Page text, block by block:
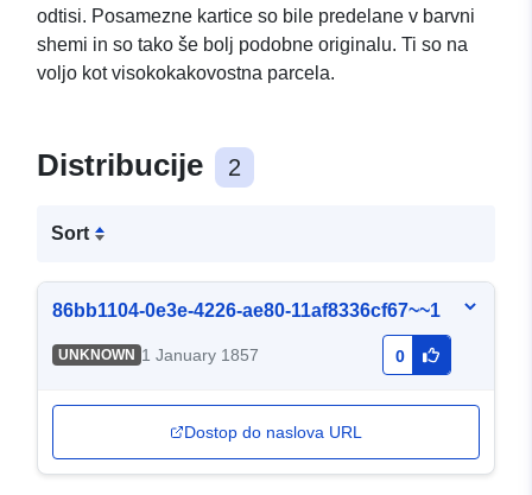
odtisi. Posamezne kartice so bile predelane v barvni
shemi in so tako še bolj podobne originalu. Ti so na
voljo kot visokokakovostna parcela.
Distribucije 2
Sort
86bb1104-0e3e-4226-ae80-11af8336cf67~~1
UNKNOWN 1 January 1857 0
Dostop do naslova URL